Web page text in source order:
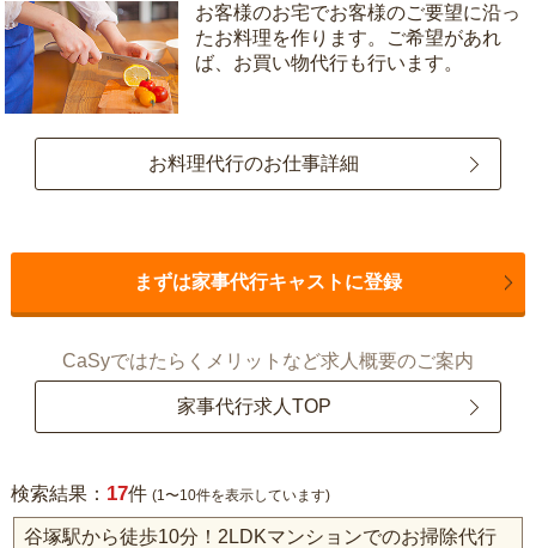
お客様のお宅でお客様のご要望に沿っ
たお料理を作ります。ご希望があれ
ば、お買い物代行も行います。
お料理代行のお仕事詳細
まずは家事代行キャストに登録
CaSyではたらくメリットなど求人概要のご案内
家事代行求人TOP
検索結果： 17件 (1〜10件を表示しています)
谷塚駅から徒歩10分！2LDKマンションでのお掃除代行